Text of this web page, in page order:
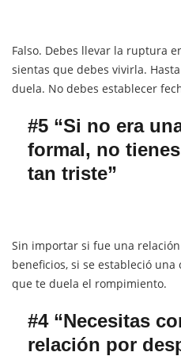
Falso. Debes llevar la ruptura
sientas que debes vivirla.
duela. No debes establecer
#5 “Si no era
formal, no
tan triste”
Sin importar si fue una
beneficios, si se estableció
que te duela el rompimiento.
#4 “Necesitas
relación por